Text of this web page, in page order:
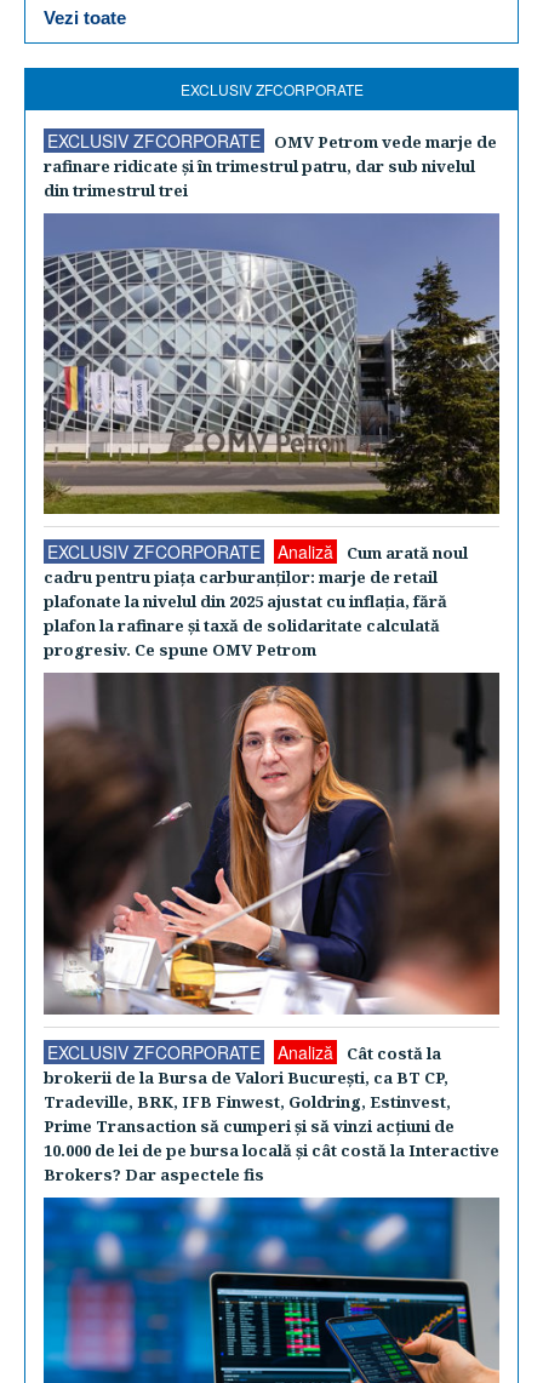
Vezi toate
EXCLUSIV ZFCORPORATE
EXCLUSIV ZFCORPORATE
OMV Petrom vede marje de
rafinare ridicate şi în trimestrul patru, dar sub nivelul
din trimestrul trei
EXCLUSIV ZFCORPORATE Analiză
Cum arată noul
cadru pentru piaţa carburanţilor: marje de retail
plafonate la nivelul din 2025 ajustat cu inflaţia, fără
plafon la rafinare şi taxă de solidaritate calculată
progresiv. Ce spune OMV Petrom
EXCLUSIV ZFCORPORATE Analiză
Cât costă la
brokerii de la Bursa de Valori Bucureşti, ca BT CP,
Tradeville, BRK, IFB Finwest, Goldring, Estinvest,
Prime Transaction să cumperi şi să vinzi acţiuni de
10.000 de lei de pe bursa locală şi cât costă la Interactive
Brokers? Dar aspectele fis